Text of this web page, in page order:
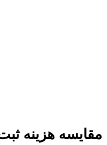
مقایسه هزینه